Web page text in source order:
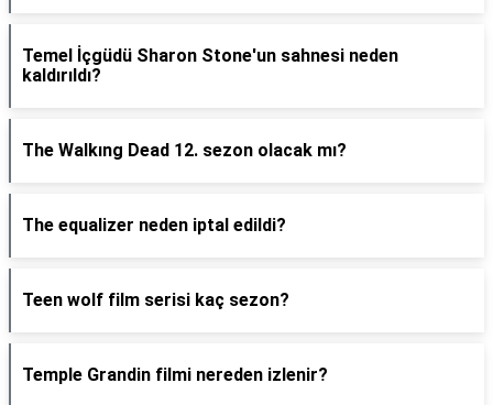
Temel İçgüdü Sharon Stone'un sahnesi neden
kaldırıldı?
The Walkıng Dead 12. sezon olacak mı?
The equalizer neden iptal edildi?
Teen wolf film serisi kaç sezon?
Temple Grandin filmi nereden izlenir?